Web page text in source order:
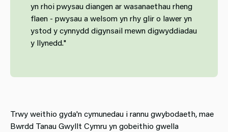
yn rhoi pwysau diangen ar wasanaethau rheng
flaen - pwysau a welsom yn rhy glir o lawer yn
ystod y cynnydd digynsail mewn digwyddiadau
y llynedd."
Trwy weithio gyda'n cymunedau i rannu gwybodaeth, mae
Bwrdd Tanau Gwyllt Cymru yn gobeithio gwella